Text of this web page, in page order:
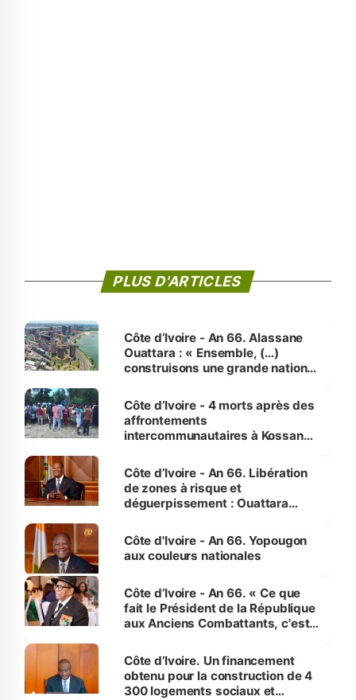
PLUS D'ARTICLES
Côte d’Ivoire - An 66. Alassane
Ouattara : « Ensemble, (…)
construisons une grande nation
générations futures »
Côte d’Ivoire - 4 morts après des
affrontements
intercommunautaires à Kossandji
milieu des sinistrés
Côte d’Ivoire - An 66. Libération
de zones à risque et
déguerpissement : Ouattara
l'Etat de droit pour préserver les
vies humaines »
Côte d'Ivoire - An 66. Yopougon
aux couleurs nationales
Côte d’Ivoire - An 66. « Ce que
fait le Président de la République
aux Anciens Combattants, c'est
Côte d’Ivoire. Un financement
obtenu pour la construction de 4
300 logements sociaux et